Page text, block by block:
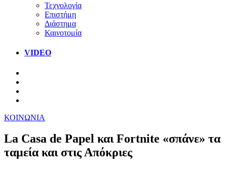
Τεχνολογία
Επιστήμη
Διάστημα
Καινοτομία
VIDEO
ΚΟΙΝΩΝΙΑ
La Casa de Papel και Fortnite «σπάνε» τα
ταμεία και στις Απόκριες